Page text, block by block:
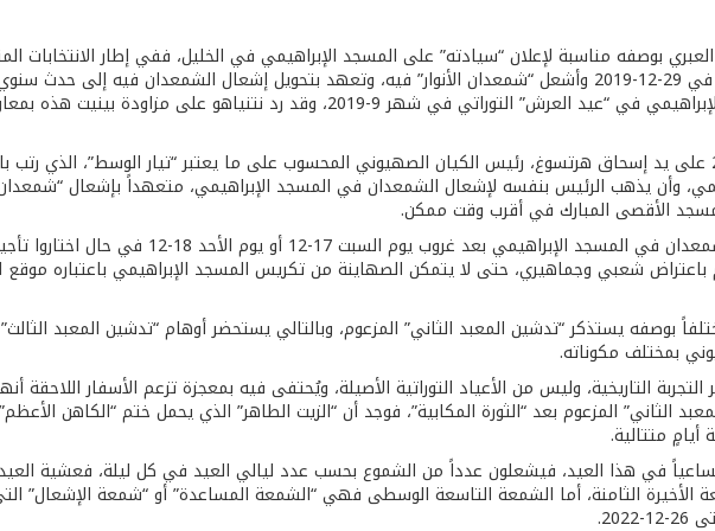
العبري بوصفه مناسبة لإعلان “سيادته” على المسجد الإبراهيمي في الخليل، ففي إطار الانتخابات
صفقة القرن اقتحمه وزير الحرب الصهيوني نفتالي بينيت في 29-12-2019 وأشعل “شمعدان الأنوار” فيه، وتعهد بتحويل إشعال
تعهُّدُ نفتالي بينيت تحقق على أي حال في 28-11-2021 على يد إسحاق هرتسوغ، رئيس الكيان الصهيوني المحسوب على ما يعتبر “تيار
وأن يذهب الرئيس بنفسه لإشعال الشمعدان في المسجد الإبراهيمي، متعهداً بإشعال
الأقصى المبارك في أقرب وقت ممكن.
في العام الحالي من المتوقع أن يتكرر طقس إشعال الشمعدان
باعتراض شعبي وجماهيري، حتى لا يتمكن الصهاينة من تكريس المسجد الإبراهيمي باعتباره
بوصفه يستذكر “تدشين المعبد الثاني” المزعوم، وبالتالي يستحضر أوهام “تدشين المعبد
بمختلف مكوناته.
التاريخية، وليس من الأعياد التوراتية الأصيلة، ويُحتفى فيه بمعجزة تزعم الأسفار
الثاني” المزعوم بعد “الثورة المكابية”، فوجد أن “الزيت الطاهر” الذي يحمل ختم “الكاهن
متتالية.
تساعياً في هذا العيد، فيشعلون عدداً من الشموع بحسب عدد ليالي العيد في كل ليلة، فعشية
الأخيرة الثامنة، أما الشمعة التاسعة الوسطى فهي “الشمعة المساعدة” أو “شمعة الإشعال”